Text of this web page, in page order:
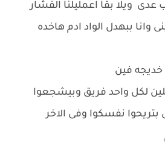
ويلا بقا اعمليلنا الفشار
ببهدل الواد ادم هاخده
خديجه فين
لكل واحد فريق وبيشجعوا
نفسكوا وفى الاخر